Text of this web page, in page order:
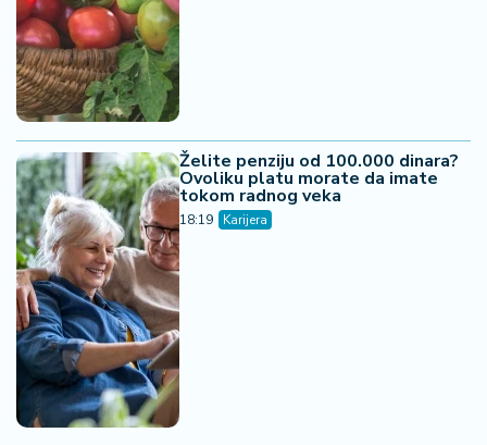
Želite penziju od 100.000 dinara?
Ovoliku platu morate da imate
tokom radnog veka
18:19 Karijera